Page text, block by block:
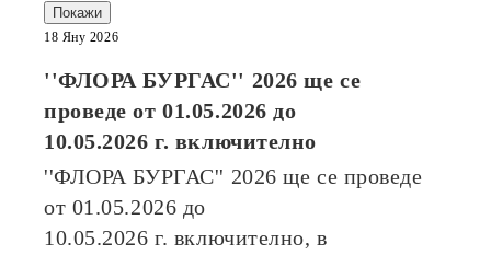
Покажи
18 Яну 2026
''ФЛОРА БУРГАС'' 2026ще се
проведе от01.05.2026 до
10.05.2026 г. включително
''ФЛОРА БУРГАС'' 2026ще се проведе
от 01.05.2026 до
10.05.2026 г. включително, в